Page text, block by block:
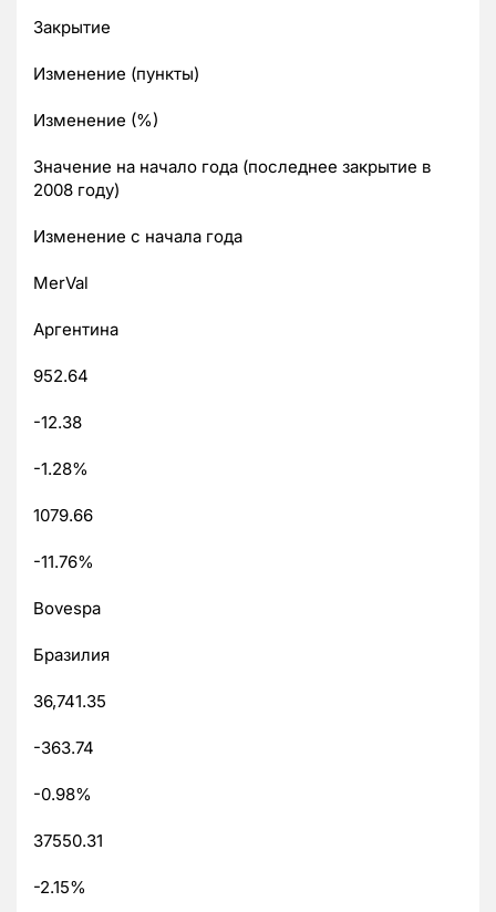
Закрытие
Изменение (пункты)
Изменение (%)
Значение на начало года (последнее закрытие в
2008 году)
Изменение с начала года
MerVal
Аргентина
952.64
-12.38
-1.28%
1079.66
-11.76%
Bovespa
Бразилия
36,741.35
-363.74
-0.98%
37550.31
-2.15%